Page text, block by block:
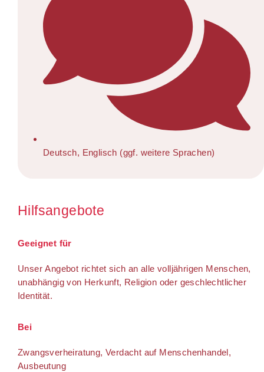
Deutsch, Englisch (ggf. weitere Sprachen)
Hilfsangebote
Geeignet für
Unser Angebot richtet sich an alle volljährigen Menschen,
unabhängig von Herkunft, Religion oder geschlechtlicher
Identität.
Bei
Zwangsverheiratung, Verdacht auf Menschenhandel,
Ausbeutung